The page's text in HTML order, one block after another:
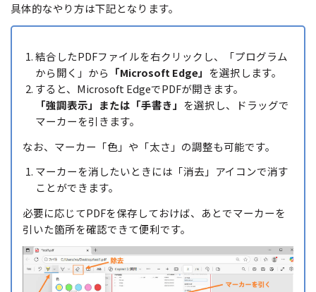
具体的なやり方は下記となります。
結合したPDFファイルを右クリックし、「プログラム
から開く」から 「Microsoft Edge」 を選択します。
すると、Microsoft EdgeでPDFが開きます。
「強調表示」または「手書き」 を選択し、ドラッグで
マーカーを引きます。
なお、マーカー「色」や「太さ」の調整も可能です。
マーカーを消したいときには「消去」アイコンで消す
ことができます。
必要に応じてPDFを保存しておけば、あとでマーカーを
引いた箇所を確認できて便利です。